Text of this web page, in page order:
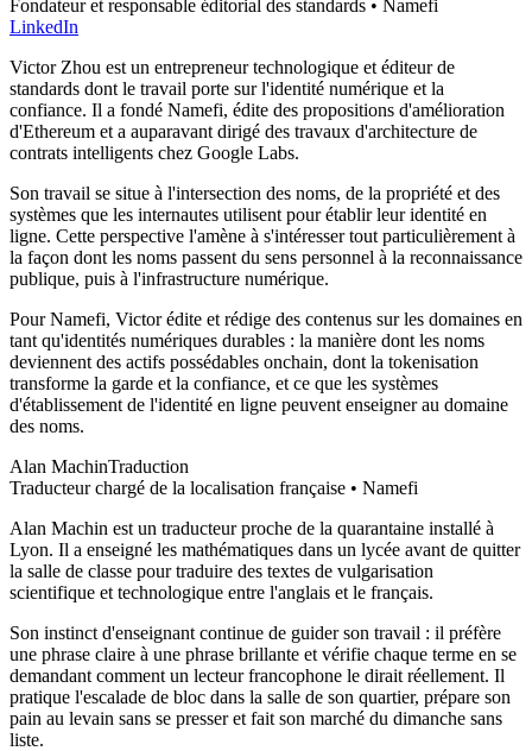
Fondateur et responsable éditorial des standards • Namefi
LinkedIn
Victor Zhou est un entrepreneur technologique et éditeur de
standards dont le travail porte sur l'identité numérique et la
confiance. Il a fondé Namefi, édite des propositions d'amélioration
d'Ethereum et a auparavant dirigé des travaux d'architecture de
contrats intelligents chez Google Labs.
Son travail se situe à l'intersection des noms, de la propriété et des
systèmes que les internautes utilisent pour établir leur identité en
ligne. Cette perspective l'amène à s'intéresser tout particulièrement à
la façon dont les noms passent du sens personnel à la reconnaissance
publique, puis à l'infrastructure numérique.
Pour Namefi, Victor édite et rédige des contenus sur les domaines en
tant qu'identités numériques durables : la manière dont les noms
deviennent des actifs possédables onchain, dont la tokenisation
transforme la garde et la confiance, et ce que les systèmes
d'établissement de l'identité en ligne peuvent enseigner au domaine
des noms.
Alan MachinTraduction
Traducteur chargé de la localisation française • Namefi
Alan Machin est un traducteur proche de la quarantaine installé à
Lyon. Il a enseigné les mathématiques dans un lycée avant de quitter
la salle de classe pour traduire des textes de vulgarisation
scientifique et technologique entre l'anglais et le français.
Son instinct d'enseignant continue de guider son travail : il préfère
une phrase claire à une phrase brillante et vérifie chaque terme en se
demandant comment un lecteur francophone le dirait réellement. Il
pratique l'escalade de bloc dans la salle de son quartier, prépare son
pain au levain sans se presser et fait son marché du dimanche sans
liste.